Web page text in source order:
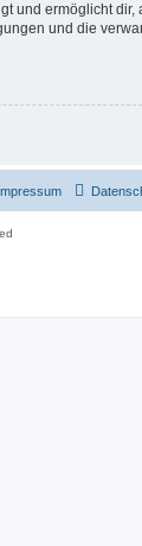
und ermöglicht
und die
Impressum